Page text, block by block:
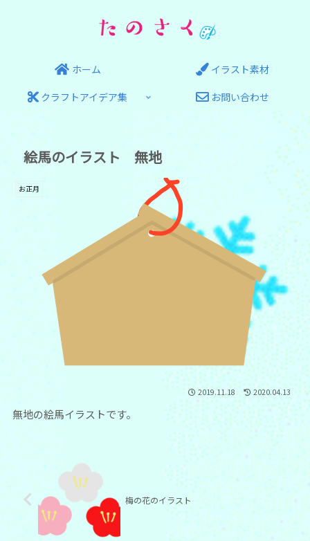
ホーム
イラスト素材
クラフトアイデア集
お問い合わせ
絵馬のイラスト 無地
お正月
2019.11.18 2020.04.13
無地の絵馬イラストです。
梅の花のイラスト